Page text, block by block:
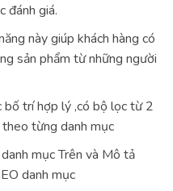
đánh giá.
này giúp khách hàng có
sản phẩm từ những người
trí hợp lý ,có bộ lọc từ 2
theo từng danh mục
mục Trên và Mô tả
danh mục